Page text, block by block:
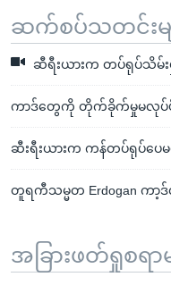
ဆက်စပ်သတင်းမျ
ဆီရီးယားက တပ်ရုပ်သိမ်း
ကာဒ်တွေကို တိုက်ခိုက်မှုမလုပ်ဖို့
ဆီးရီးယားက ကန်တပ်ရုပ်
တူရကီသမ္မတ Erdogan က
အခြားဖတ်ရှုစရာမ